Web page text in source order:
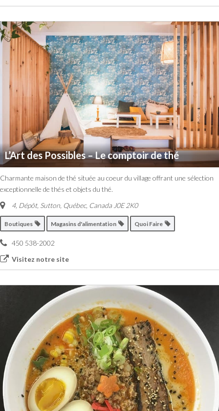
L’Art des Possibles – Le comptoir de thé
Charmante maison de thé située au coeur du village offrant une sélection
exceptionnelle de thés et objets du thé.
4, Dépôt, Sutton, Québec, Canada J0E 2K0
Boutiques Magasins d'alimentation Quoi Faire
450 538-2002
Visitez notre site